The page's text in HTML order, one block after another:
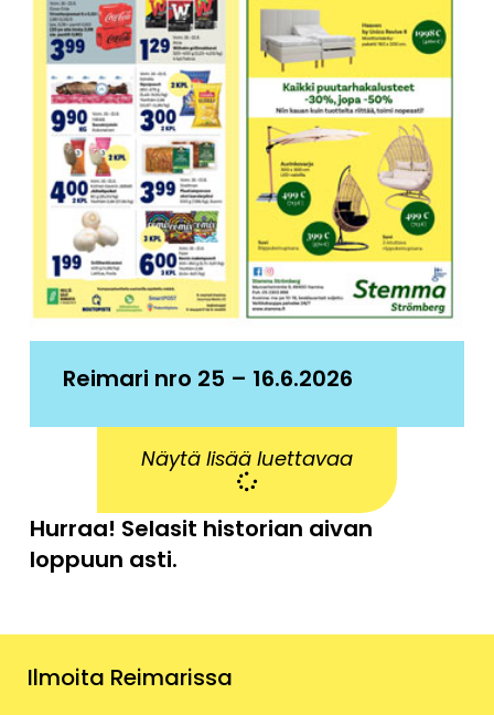
Reimari nro 25 – 16.6.2026
Näytä lisää luettavaa
Hurraa! Selasit historian aivan
loppuun asti.
Ilmoita Reimarissa